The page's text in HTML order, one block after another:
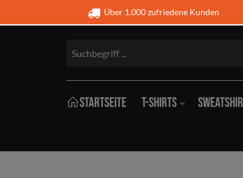
Über 1.000 zufriedene Kunden
Startseite T-Shirts